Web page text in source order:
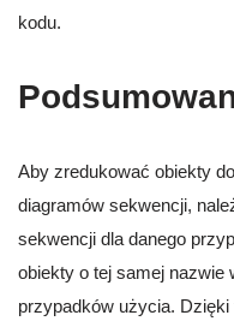
kodu.
Aby zredukować obiekty
diagramów sekwencji,
sekwencji dla danego
obiekty o tej samej
przypadków użycia.